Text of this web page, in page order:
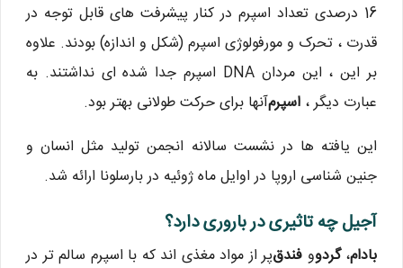
16 درصدی تعداد اسپرم در کنار پیشرفت های قابل توجه در
قدرت ، تحرک و مورفولوژی اسپرم (شکل و اندازه) بودند. علاوه
بر این ، این مردان DNA اسپرم جدا شده ای نداشتند. به
عبارت دیگر ، اسپرمآنها برای حرکت طولانی بهتر بود.
این یافته ها در نشست سالانه انجمن تولید مثل انسان و
جنین شناسی اروپا در اوایل ماه ژوئیه در بارسلونا ارائه شد.
آجیل چه تاثیری در باروری دارد؟
بادام،گردوو فندقپر از مواد مغذی اند که با اسپرم سالم تر در